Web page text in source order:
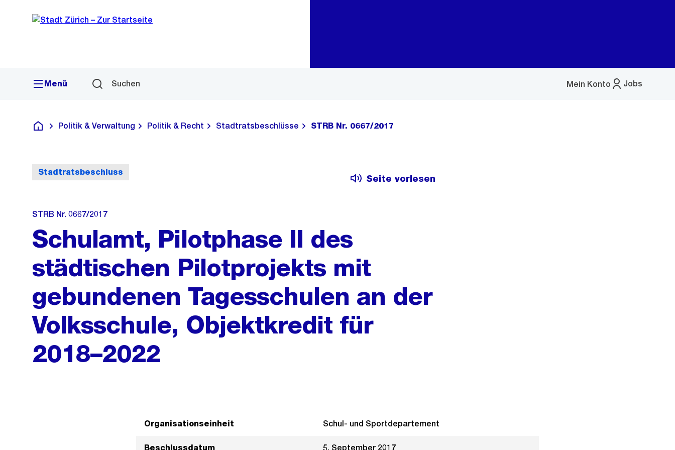
Navigation
Sprunglink
Menü Suchen Jobs
Mein Konto
Menü
Deutsch
Politik & Verwaltung Politik & Recht Stadtratsbeschlüsse STRB Nr. 0667/2017
Stadtratsbeschluss
Seite vorlesen
STRB Nr. 0667/2017
Schulamt, Pilotphase II des
städtischen Pilotprojekts mit
gebundenen Tagesschulen an der
Volksschule, Objektkredit für
2018–2022
Organisationseinheit Schul- und Sportdepartement
Beschlussdatum 5. September 2017